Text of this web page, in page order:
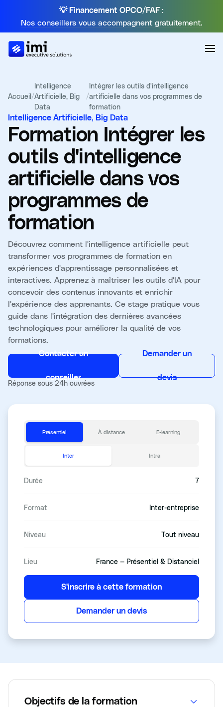
💡 Financement OPCO/FAF :
Nos conseillers vous accompagnent gratuitement.
Accueil/
Intelligence
Artificielle, Big
Data
/
Intégrer les outils d'intelligence
artificielle dans vos programmes de
formation
Intelligence Artificielle, Big Data
Formation Intégrer les
outils d'intelligence
artificielle dans vos
programmes de
formation
Découvrez comment l'intelligence artificielle peut
transformer vos programmes de formation en
expériences d'apprentissage personnalisées et
interactives. Apprenez à maîtriser les outils d'IA pour
concevoir des contenus innovants et enrichir
l'expérience des apprenants. Ce stage pratique vous
guide dans l'intégration des dernières avancées
technologiques pour améliorer la qualité de vos
formations.
Contacter un
conseiller
Demander un
devis
Réponse sous 24h ouvrées
Présentiel À distance E-learning
Inter Intra
Durée 7
Format Inter-entreprise
Niveau Tout niveau
Lieu France — Présentiel & Distanciel
S'inscrire à cette formation
Demander un devis
Objectifs de la formation